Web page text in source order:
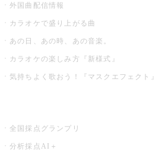
外国曲配信情報
カラオケで盛り上がる曲
あの日、あの時、あの音楽。
カラオケの楽しみ方『新様式』
気持ちよく歌おう！『マスクエフェクト』
全国採点グランプリ
分析採点AI＋